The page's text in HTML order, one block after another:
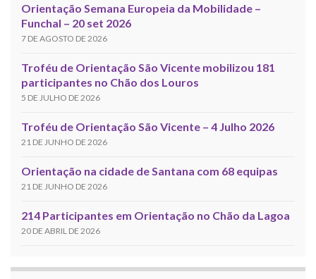
Orientação Semana Europeia da Mobilidade –
Funchal – 20 set 2026
7 DE AGOSTO DE 2026
Troféu de Orientação São Vicente mobilizou 181
participantes no Chão dos Louros
5 DE JULHO DE 2026
Troféu de Orientação São Vicente – 4 Julho 2026
21 DE JUNHO DE 2026
Orientação na cidade de Santana com 68 equipas
21 DE JUNHO DE 2026
214 Participantes em Orientação no Chão da Lagoa
20 DE ABRIL DE 2026